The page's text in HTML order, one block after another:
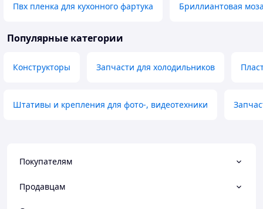
Пвх пленка для кухонного фартука Бриллиантовая
Популярные категории
Конструкторы Запчасти для холодильников
Штативы и крепления для фото-, видеотехники
Покупателям
Продавцам